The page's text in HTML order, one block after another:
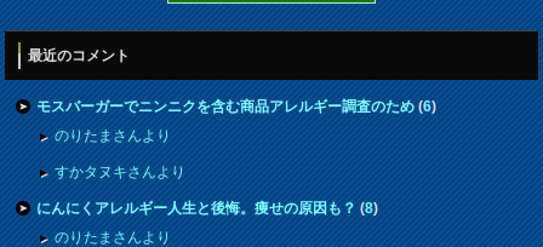
最近のコメント
モスバーガーでニンニクを含む商品アレルギー調査のため(6)
のりたまさんより
すかタヌキさんより
にんにくアレルギー人生と後悔。痩せの原因も？(8)
のりたまさんより